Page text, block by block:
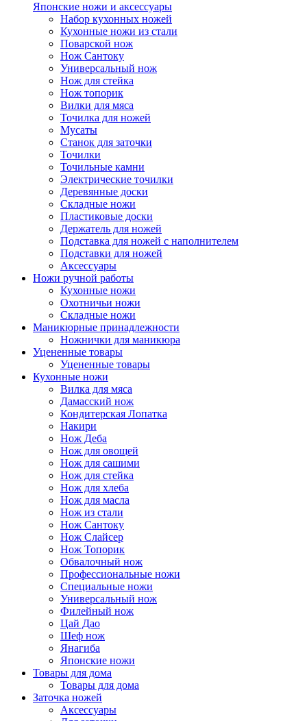
Японские ножи и аксессуары
Набор кухонных ножей
Кухонные ножи из стали
Поварской нож
Нож Сантоку
Универсальный нож
Нож для стейка
Нож топорик
Вилки для мяса
Точилка для ножей
Мусаты
Станок для заточки
Точилки
Точильные камни
Электрические точилки
Деревянные доски
Складные ножи
Пластиковые доски
Держатель для ножей
Подставка для ножей с наполнителем
Подставки для ножей
Аксессуары
Ножи ручной работы
Кухонные ножи
Охотничьи ножи
Складные ножи
Маникюрные принадлежности
Ножнички для маникюра
Уцененные товары
Уцененные товары
Кухонные ножи
Вилка для мяса
Дамасский нож
Кондитерская Лопатка
Накири
Нож Деба
Нож для овощей
Нож для сашими
Нож для стейка
Нож для хлеба
Нож для масла
Нож из стали
Нож Сантоку
Нож Слайсер
Нож Топорик
Обвалочный нож
Профессиональные ножи
Специальные ножи
Универсальный нож
Филейный нож
Цай Дао
Шеф нож
Янагиба
Японские ножи
Товары для дома
Товары для дома
Заточка ножей
Аксессуары